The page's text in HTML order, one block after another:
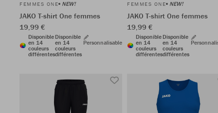
FEMMES ONE NEW!
JAKO T-shirt One femmes
19,99 €
Disponible
en 14
couleurs
différentes
Disponible
en 14
couleurs
différentes
Personnalisable
FEMMES ONE NEW!
JAKO T-shirt One femmes
19,99 €
Disponible
en 14
couleurs
différentes
Disponible
en 14
couleurs
différentes